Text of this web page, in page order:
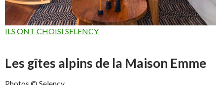
ILS ONT CHOISI SELENCY
Les gîtes alpins de la Maison Emme